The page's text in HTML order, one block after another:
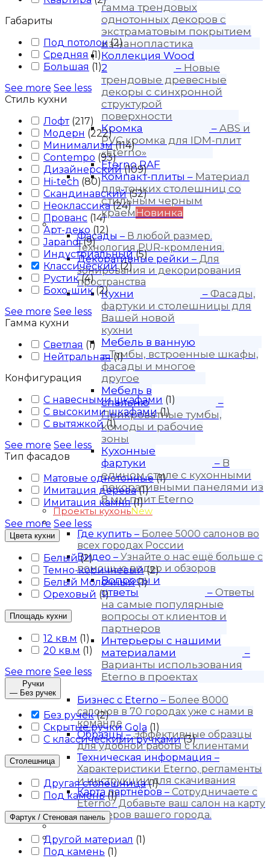
гамма трендовых
однотонных декоров с
экстраматовым покрытием
из нанопластика
Коллекция Wood
2
– Новые
трендовые древесные
декоры с синхронной
структурой
поверхности
Кромка
– ABS и
PVC кромка для IDM-плит
«Eterno»
Eterno RAF
Компакт-плиты – Материал
для тонких столешниц со
стильным черным
краемНовинка
Продукция
Фасады – В любой размер.
Технология PUR-кромления.
Декоративные рейки – Для
зонирования и декорирования
пространства
Кухни – Фасады,
фартуки и столешницы для
Вашей новой
кухни
Мебель в ванную
–Тумбы, встроенные шкафы,
фасады и многое
другое
Мебель в
спальню
–
Прикроватные тумбы,
комоды и рабочие
зоны
Кухонные
фартуки
– В
едином стиле с кухонными
декоративными панелями из
8 мм плит Eterno
Проекты кухоньNew
Покупателю
Где купить – Более 5000 салонов во
всех городах России
Видео – Узнайте о нас ещё больше с
помощью видео и обзоров
Вопросы и
ответы
– Ответы
на самые популярные
вопросы от клиентов и
партнеров
Интерьеры с нашими
материалами
–
Варианты использования
Eterno в проектах
Для бизнеса
Бизнес с Eternо – Более 8000
салонов в 70 городах уже с нами в
команде
Образцы–Эффективные образцы
для удобной работы с клиентами
Техническая информация –
Характеристики Eterno, регламенты
и инструкции для скачивания
Карта партнёров – Сотрудничаете с
Eterno? Добавьте ваш салон на карту
партнеров вашего города.
Блог
Контакты
Габариты
Под потолок (2)
Средняя (1)
Большая (1)
See more See less
Стиль кухни
Лофт (217)
Модерн (222)
Минимализм (114)
Contempo (93)
Дизайнерский (109)
Hi-tech (80)
Скандинавский (52)
Неоклассика (24)
Прованс (14)
Арт-деко (12)
Japandi (9)
Индустриальный (5)
Классический (2)
Рустик (4)
Бохо-шик (2)
See more See less
Гамма кухни
Светлая (1)
Нейтральная (1)
Конфигурация
С навесными шкафами (1)
С высокими шкафами (1)
С вытяжкой (1)
See more See less
Тип фасадов
Матовые однотонные (1)
Имитация дерева (1)
Имитация камня (1)
See more See less
Цвета кухни
Белый (2)
Темно-коричневый (2)
Белый Молочный (1)
Ореховый (1)
Площадь кухни
12 кв.м (1)
20 кв.м (1)
See more See less
Ручки
— Без ручек
Без ручек (2)
Скрытые ручки Gola (1)
С классическими ручками (3)
Столешница
Другая столешница (1)
Под камень (1)
Фартук / Стеновая панель
Другой материал (1)
Под камень (1)